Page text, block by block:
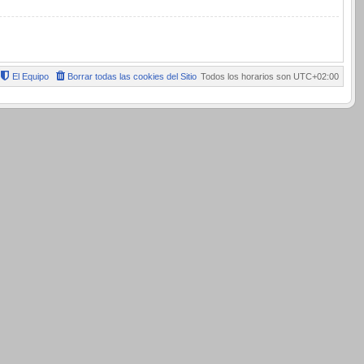
Todos los horarios son UTC+02:00
Borrar todas las cookies del Sitio
El Equipo